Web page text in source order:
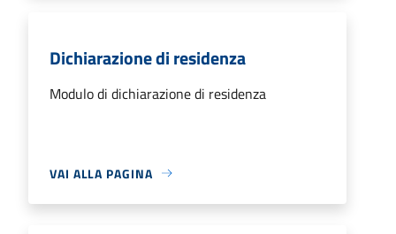
Dichiarazione di residenza
Modulo di dichiarazione di residenza
VAI ALLA PAGINA